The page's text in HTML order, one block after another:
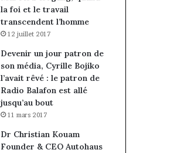
la foi et le travail
transcendent l’homme
12 juillet 2017
Devenir un jour patron de
son média, Cyrille Bojiko
l’avait rêvé : le patron de
Radio Balafon est allé
jusqu’au bout
11 mars 2017
Dr Christian Kouam
Founder & CEO Autohaus